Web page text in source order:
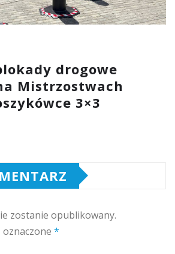
drogowe
Mistrzostwach
3×3
zostanie opublikowany.
*